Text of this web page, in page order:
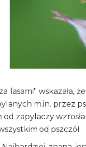
lasami" wskazała,
m.in. przez
zapylaczy
od pszczół.